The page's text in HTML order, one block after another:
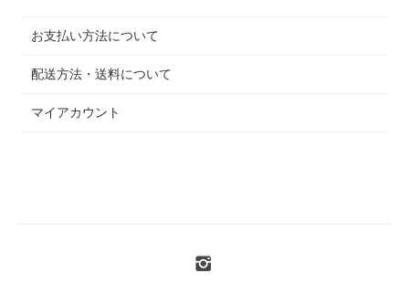
お支払い方法について
配送方法・送料について
マイアカウント